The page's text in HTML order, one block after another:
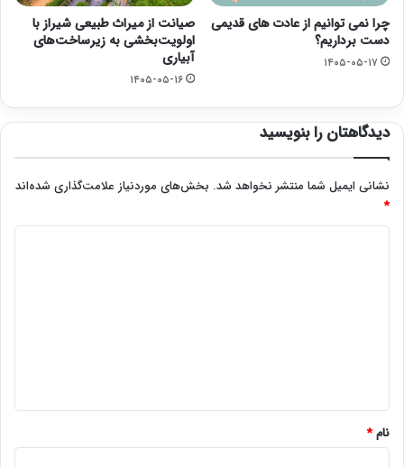
چرا نمی توانیم از عادت های قدیمی
دست برداریم؟
۱۴۰۵-۰۵-۱۷
صیانت از میراث طبیعی شیراز با
اولویت‌بخشی به زیرساخت‌های
آبیاری
۱۴۰۵-۰۵-۱۶
دیدگاهتان را بنویسید
نشانی ایمیل شما منتشر نخواهد شد. بخش‌های موردنیاز علامت‌گذاری شده‌اند
*
نام*